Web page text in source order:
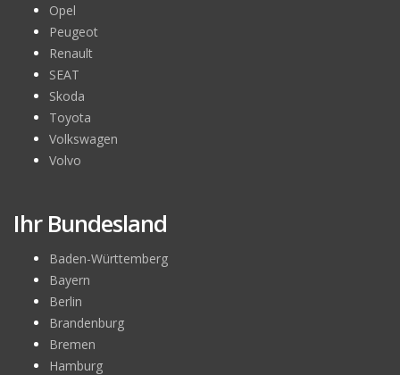
Opel
Peugeot
Renault
SEAT
Skoda
Toyota
Volkswagen
Volvo
Ihr Bundesland
Baden-Württemberg
Bayern
Berlin
Brandenburg
Bremen
Hamburg